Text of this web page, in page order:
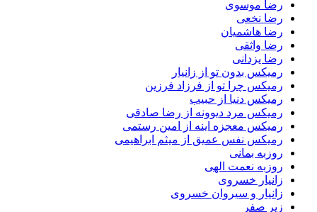
رضا موسوی
رضا نخعی
رضا هاشمیان
رضا واثقی
رضا یزدانی
رمیکس بدون تو از زانیار
رمیکس چرا تو از فرزاد فرزین
رمیکس دنیا از حبیب
رمیکس مرد دیوونه از رضا صادقی
رمیکس معجزه اینه از امین رستمی
رمیکس نفس عمیق از میثم ابراهیمی
روزبه بمانی
روزبه نعمت الهی
زانیار خسروی
زانیار و سیروان خسروی
زیر صفر